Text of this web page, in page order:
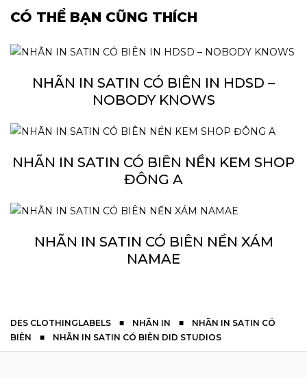
CÓ THỂ BẠN CŨNG THÍCH
NHÃN IN SATIN CÓ BIÊN IN HDSD –
NOBODY KNOWS
NHÃN IN SATIN CÓ BIÊN NỀN KEM SHOP
ĐÔNG A
NHÃN IN SATIN CÓ BIÊN NỀN XÁM
NAMAE
DES CLOTHINGLABELS ■ NHÃN IN ■ NHÃN IN SATIN CÓ
BIÊN ■ NHÃN IN SATIN CÓ BIÊN DID STUDIOS